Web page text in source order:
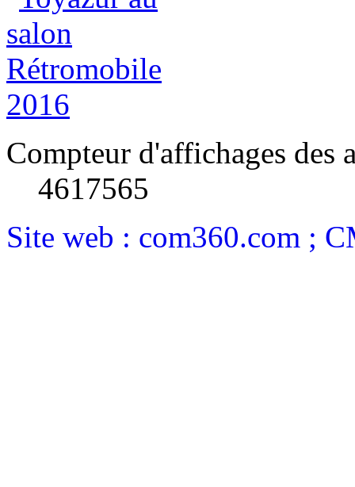
Compteur d'affichages des
4617565
Site web : com360.com ;